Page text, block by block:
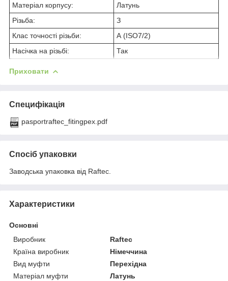
Матеріал корпусу:
Латунь
Різьба:
З
Клас точності різьби:
А (ISO7/2)
Насічка на різьбі:
Так
Приховати
Специфікація
pasportraftec_fitingpex.pdf
Спосіб упаковки
Заводська упаковка від Raftec.
Характеристики
Основні
Виробник
Raftec
Країна виробник
Німеччина
Вид муфти
Перехідна
Матеріал муфти
Латунь